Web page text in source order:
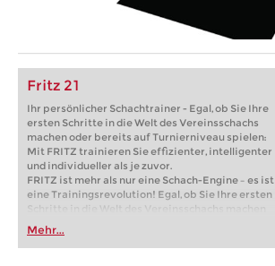
Fritz 21
Ihr persönlicher Schachtrainer - Egal, ob Sie Ihre
ersten Schritte in die Welt des Vereinsschachs
machen oder bereits auf Turnierniveau spielen:
Mit FRITZ trainieren Sie effizienter, intelligenter
und individueller als je zuvor.
FRITZ ist mehr als nur eine Schach-Engine – es ist
eine Trainingsrevolution! Egal, ob Sie Ihre ersten
Schritte in die Welt des Vereinsschachs machen
oder bereits auf Turnierniveau spielen: Mit
FRITZ trainieren Sie effizienter, intelligenter und
individueller als je zuvor.
Mehr...